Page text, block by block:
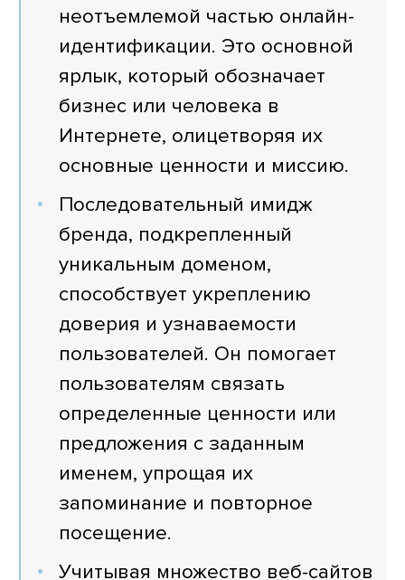
неотъемлемой частью онлайн-
идентификации. Это основной
ярлык, который обозначает
бизнес или человека в
Интернете, олицетворяя их
основные ценности и миссию.
Последовательный имидж
бренда, подкрепленный
уникальным доменом,
способствует укреплению
доверия и узнаваемости
пользователей. Он помогает
пользователям связать
определенные ценности или
предложения с заданным
именем, упрощая их
запоминание и повторное
посещение.
Учитывая множество веб-сайтов